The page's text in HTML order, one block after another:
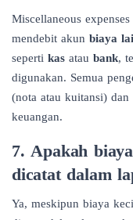
Miscellaneous
mendebit akun biaya
seperti kas atau bank,
digunakan. Semua
(nota atau kuitansi) dan
keuangan.
7. Apakah
dicatat dalam
Ya, meskipun biaya